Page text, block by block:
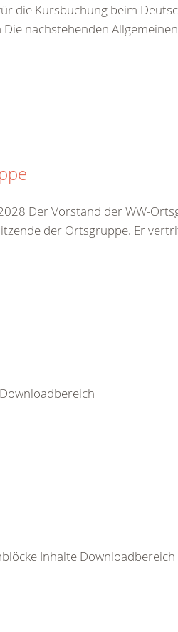
die Kursbuchung beim
nachstehenden
Der Vorstand der WW-
der Ortsgruppe. Er
Inhalte Downloadbereich